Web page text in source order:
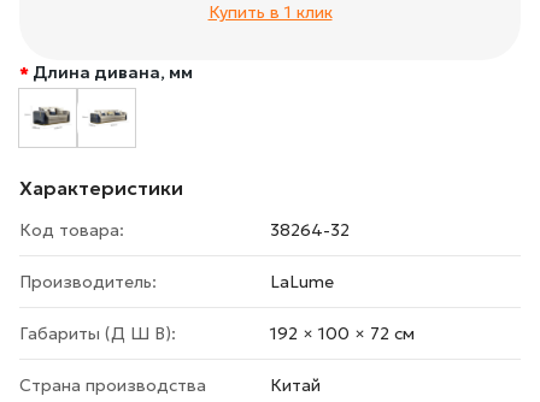
Длина дивана, мм
Характеристики
Код товара: 38264-32
Производитель: LaLume
Габариты (Д Ш В): 192 × 100 × 72 cм
Страна производства
Китай
Купить в 1 клик